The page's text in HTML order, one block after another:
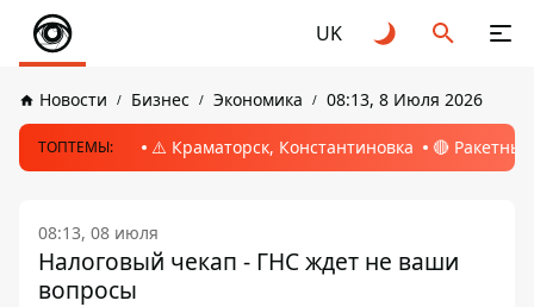
UK
Новости Бизнес Экономика 08:13, 8 Июля 2026
ТОПТЕМЫ: ⚠️ Краматорск, Константиновка 🔴
08:13, 08 июля
Налоговый чекап - ГНС ждет не ваши
вопросы